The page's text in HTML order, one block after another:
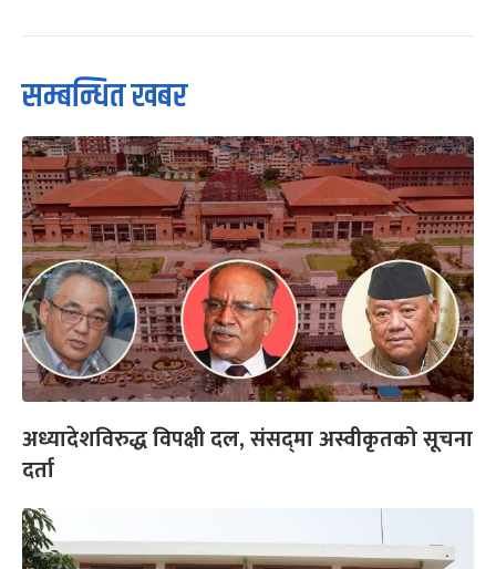
सम्बन्धित खबर
अध्यादेशविरुद्ध विपक्षी दल, संसद्‌मा अस्वीकृतको सूचना
दर्ता